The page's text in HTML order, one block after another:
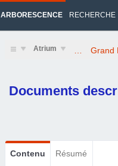
ARBORESCENCE RECHERCHE
Atrium … Grand
Documents
Contenu Résumé